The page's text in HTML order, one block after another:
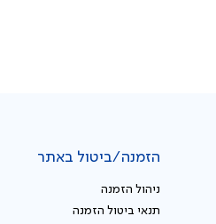
הזמנה/ביטול באתר
ניהול הזמנה
תנאי ביטול הזמנה